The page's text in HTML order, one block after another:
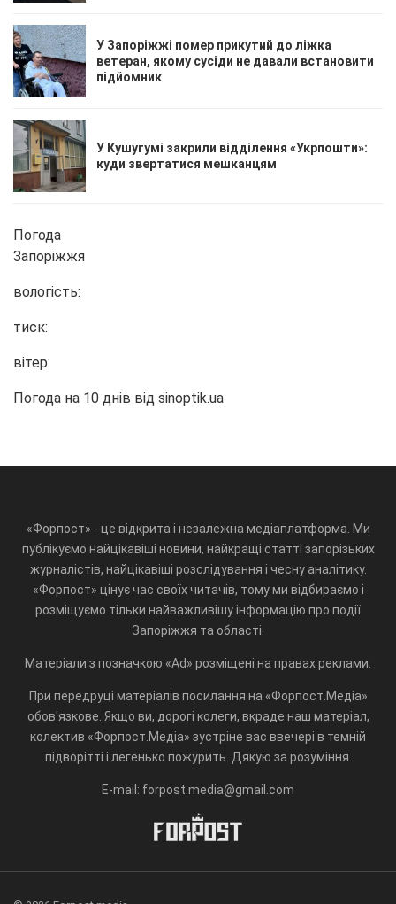
У Запоріжжі помер прикутий до ліжка
ветеран, якому сусіди не давали встановити
підйомник
У Кушугумі закрили відділення «Укрпошти»:
куди звертатися мешканцям
Погода
Запоріжжя
вологість:
тиск:
вітер:
Погода на 10 днів від sinoptik.ua
«Форпост» - це відкрита і незалежна медіаплатформа. Ми
публікуємо найцікавіші новини, найкращі статті запорізьких
журналістів, найцікавіші розслідування і чесну аналітику.
«Форпост» цінує час своїх читачів, тому ми відбираємо і
розміщуємо тільки найважливішу інформацію про події
Запоріжжя та області.
Матеріали з позначкою «Ad» розміщені на правах реклами.
При передруці матеріалів посилання на «Форпост.Медіа»
обов'язкове. Якщо ви, дорогі колеги, вкраде наш матеріал,
колектив «Форпост.Медіа» зустріне вас ввечері в темній
підворітті і легенько пожурить. Дякую за розуміння.
E-mail: forpost.media@gmail.com